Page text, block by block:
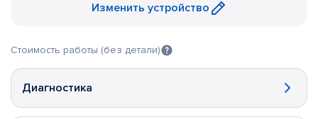
Изменить устройство
Стоимость работы (без детали)
Диагностика